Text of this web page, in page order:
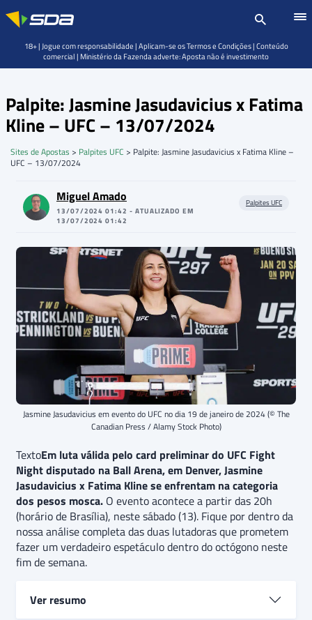
Palpite: Jasmine Jasudavicius x Fatima
Kline – UFC – 13/07/2024
Sites de Apostas > Palpites UFC > Palpite: Jasmine Jasudavicius x Fatima Kline –
UFC – 13/07/2024
Miguel Amado
13/07/2024 01:42 - ATUALIZADO EM
13/07/2024 01:42
Palpites UFC
Jasmine Jasudavicius em evento do UFC no dia 19 de janeiro de 2024 (© The
Canadian Press / Alamy Stock Photo)
TextoEm luta válida pelo card preliminar do UFC Fight
Night disputado na Ball Arena, em Denver, Jasmine
Jasudavicius x Fatima Kline se enfrentam na categoria
dos pesos mosca. O evento acontece a partir das 20h
(horário de Brasília), neste sábado (13). Fique por dentro da
nossa análise completa das duas lutadoras que prometem
fazer um verdadeiro espetáculo dentro do octógono neste
fim de semana.
Ver resumo
18+ | Jogue com responsabilidade | Aplicam-se os Termos e Condições | Conteúdo
comercial | Ministério da Fazenda adverte: Aposta não é investimento